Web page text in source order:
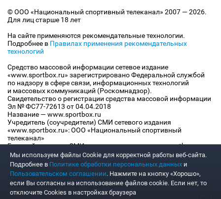
© ООО «Национальный спортивный телеканал» 2007 — 2026.
Для лиц старше 18 лет
На сайте применяются рекомендательные технологии.
Подробнее в Правилах применения рекомендательных
технологий
Средство массовой информации сетевое издание
«www.sportbox.ru» зарегистрировано Федеральной службой
по надзору в сфере связи, информационных технологий
и массовых коммуникаций (Роскомнадзор).
Свидетельство о регистрации средства массовой информации
Эл № ФС77-72613 от 04.04.2018
Название — www.sportbox.ru
Учредитель (соучредители) СМИ сетевого издания
«www.sportbox.ru»: ООО «Национальный спортивный
телеканал»
Главный редактор СМИ сетевого издания «www.sportbox.ru»:
Конов В.А.
Номер телефона редакции СМИ сетевого издания
«www.sportbox.ru»: +7 (495) 653 8419
Адрес электронной почты редакции СМИ сетевого издания
«www.sportbox.ru»: editor@sportbox.ru
Мы используем файлы Сookie для корректной работы веб-сайта.
Подробнее в Политике обработки персональных данных и
Пользовательском соглашении. Нажмите на кнопку «Хорошо»,
если Вы согласны на использование файлов cookie. Если нет, то
отключите Cookies в настройках браузера